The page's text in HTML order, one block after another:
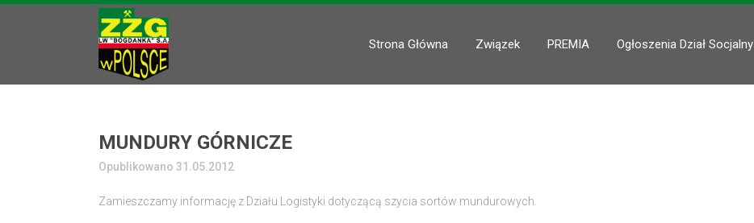
Strona Główna Związek PREMIA Ogłoszenia Dział Socjalny
MUNDURY GÓRNICZE
Opublikowano 31.05.2012
Zamieszczamy informację z Działu Logistyki dotyczącą szycia sortów mundurowych.